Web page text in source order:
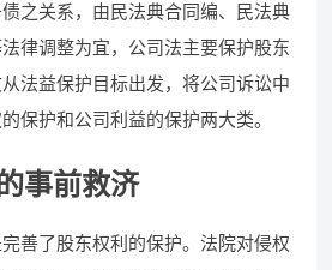
之关系，由民法典合同编、民法典
律调整为宜，公司法主要保护股东
法益保护目标出发，将公司诉讼中
保护和公司利益的保护两大类。
事前救济
善了股东权利的保护。法院对侵权